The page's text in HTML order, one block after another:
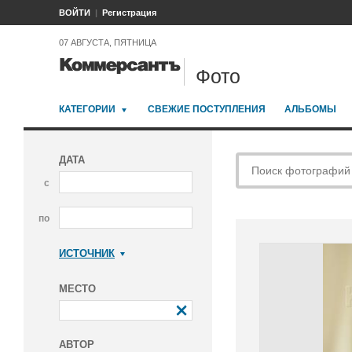
ВОЙТИ Регистрация
07 АВГУСТА, ПЯТНИЦА
Фото
КАТЕГОРИИ СВЕЖИЕ ПОСТУПЛЕНИЯ АЛЬБОМЫ
ДАТА
с
по
ИСТОЧНИК
МЕСТО
АВТОР